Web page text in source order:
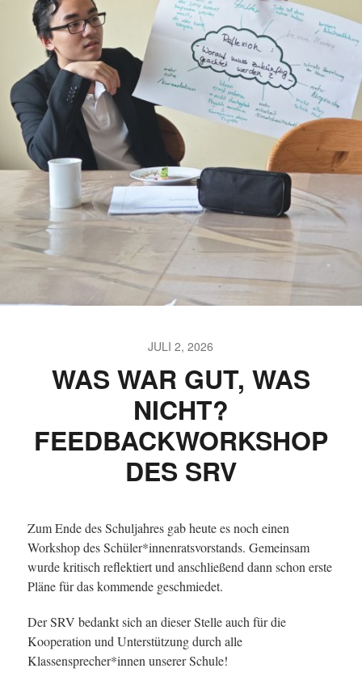
JULI 2, 2026
WAS WAR GUT, WAS
NICHT?
FEEDBACKWORKSHOP
DES SRV
Zum Ende des Schuljahres gab heute es noch einen
Workshop des Schüler*innenratsvorstands. Gemeinsam
wurde kritisch reflektiert und anschließend dann schon erste
Pläne für das kommende geschmiedet.
Der SRV bedankt sich an dieser Stelle auch für die
Kooperation und Unterstützung durch alle
Klassensprecher*innen unserer Schule!